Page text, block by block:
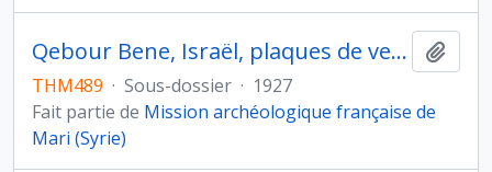
Qebour Bene, Israël, plaques de verre 975-976
THM489 · Sous-dossier · 1927
Fait partie de Mission archéologique française de
Mari (Syrie)